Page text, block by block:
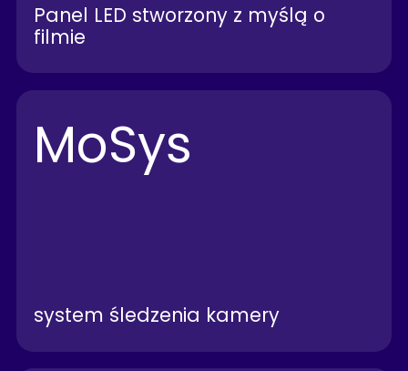
Panel LED stworzony z myślą o
filmie
MoSys
system śledzenia kamery